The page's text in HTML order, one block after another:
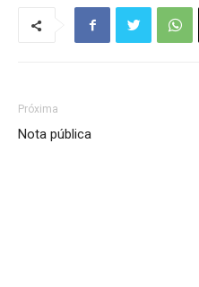
Próxima
Nota pública